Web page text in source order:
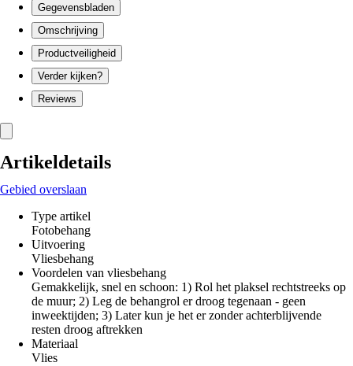
Gegevensbladen
Omschrijving
Productveiligheid
Verder kijken?
Reviews
Artikeldetails
Gebied overslaan
Type artikel
Fotobehang
Uitvoering
Vliesbehang
Voordelen van vliesbehang
Gemakkelijk, snel en schoon: 1) Rol het plaksel rechtstreeks op
de muur; 2) Leg de behangrol er droog tegenaan - geen
inweektijden; 3) Later kun je het er zonder achterblijvende
resten droog aftrekken
Materiaal
Vlies